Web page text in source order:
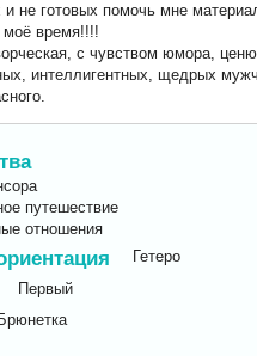
и не готовых помочь мне
моё время!!!!
с чувством юмора, ценю
интеллигентных, щедрых
путешествие
отношения
Гетеро
Первый
Брюнетка